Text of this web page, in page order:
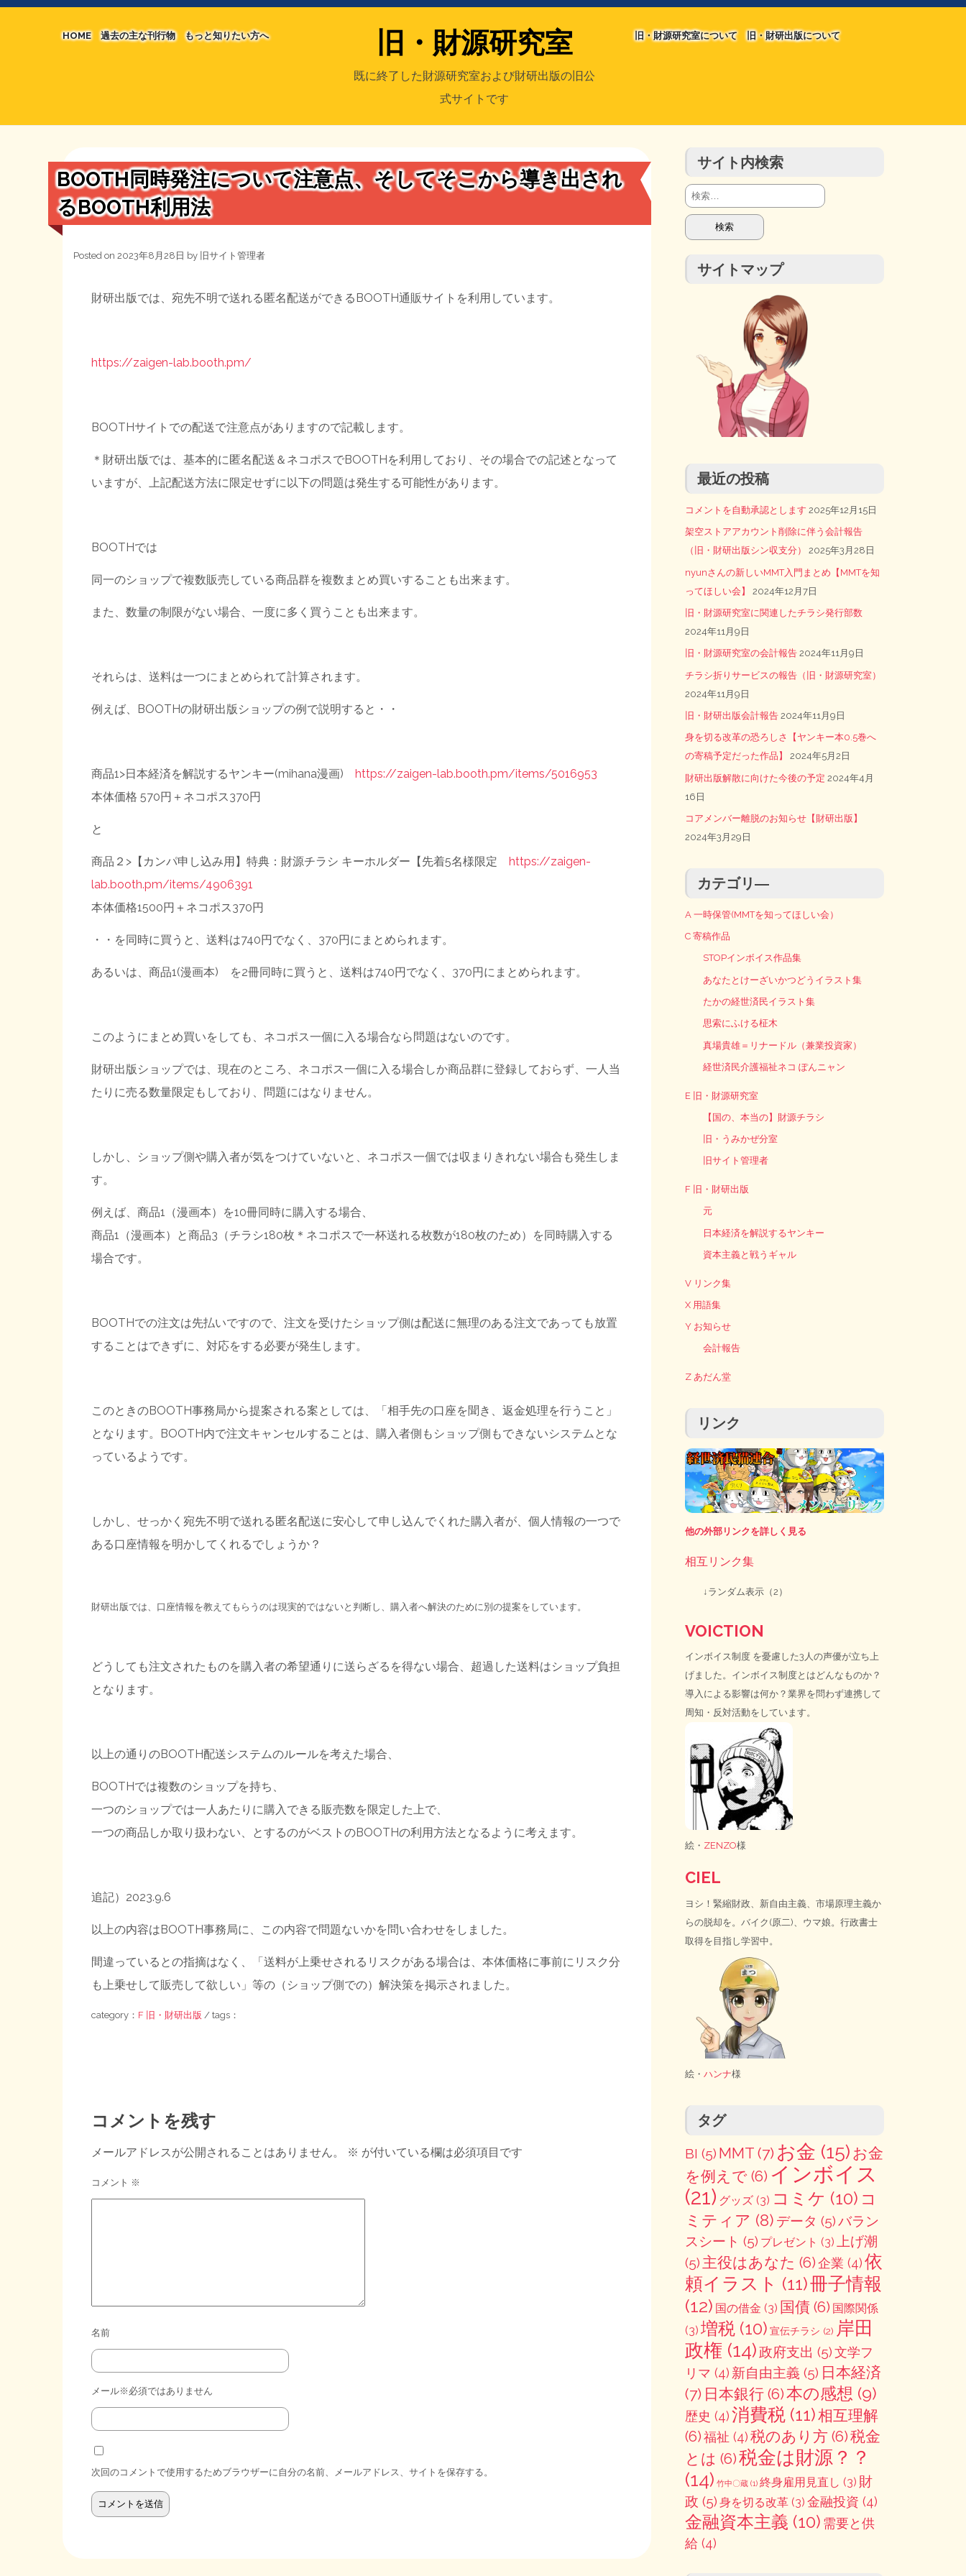
HOME 過去の主な刊行物 もっと知りたい方へ
たかの経世済民イラスト集
用語集
旧・財源研究室
既に終了した財源研究室および財研出版の旧公
式サイトです
旧・財源研究室について 旧・財研出版について
BOOTH同時発注について注意点、そしてそこから導き出され
るBOOTH利用法
Posted on 2023年8月28日 by 旧サイト管理者
財研出版では、宛先不明で送れる匿名配送ができるBOOTH通販サイトを利用しています。
https://zaigen-lab.booth.pm/
BOOTHサイトでの配送で注意点がありますので記載します。
＊財研出版では、基本的に匿名配送＆ネコポスでBOOTHを利用しており、その場合での記述となって
いますが、上記配送方法に限定せずに以下の問題は発生する可能性があります。
BOOTHでは
同一のショップで複数販売している商品群を複数まとめ買いすることも出来ます。
また、数量の制限がない場合、一度に多く買うことも出来ます。
それらは、送料は一つにまとめられて計算されます。
例えば、BOOTHの財研出版ショップの例で説明すると・・
商品1>日本経済を解説するヤンキー(mihana漫画)https://zaigen-lab.booth.pm/items/5016953
本体価格 570円＋ネコポス370円
と
商品２>【カンパ申し込み用】特典：財源チラシ キーホルダー【先着5名様限定https://zaigen-
lab.booth.pm/items/4906391
本体価格1500円＋ネコポス370円
・・を同時に買うと、送料は740円でなく、370円にまとめられます。
あるいは、商品1(漫画本) を2冊同時に買うと、送料は740円でなく、370円にまとめられます。
このようにまとめ買いをしても、ネコポス一個に入る場合なら問題はないのです。
財研出版ショップでは、現在のところ、ネコポス一個に入る場合しか商品群に登録しておらず、一人当
たりに売る数量限定もしており、問題にはなりません。
しかし、ショップ側や購入者が気をつけていないと、ネコポス一個では収まりきれない場合も発生しま
す。
例えば、商品1（漫画本）を10冊同時に購入する場合、
商品1（漫画本）と商品3（チラシ180枚＊ネコポスで一杯送れる枚数が180枚のため）を同時購入する
場合です。
BOOTHでの注文は先払いですので、注文を受けたショップ側は配送に無理のある注文であっても放置
することはできずに、対応をする必要が発生します。
このときのBOOTH事務局から提案される案としては、「相手先の口座を聞き、返金処理を行うこと」
となります。BOOTH内で注文キャンセルすることは、購入者側もショップ側もできないシステムとな
っているようです。
しかし、せっかく宛先不明で送れる匿名配送に安心して申し込んでくれた購入者が、個人情報の一つで
ある口座情報を明かしてくれるでしょうか？
財研出版では、口座情報を教えてもらうのは現実的ではないと判断し、購入者へ解決のために別の提案をしています。
どうしても注文されたものを購入者の希望通りに送らざるを得ない場合、超過した送料はショップ負担
となります。
以上の通りのBOOTH配送システムのルールを考えた場合、
BOOTHでは複数のショップを持ち、
一つのショップでは一人あたりに購入できる販売数を限定した上で、
一つの商品しか取り扱わない、とするのがベストのBOOTHの利用方法となるように考えます。
追記）2023.9.6
以上の内容はBOOTH事務局に、この内容で問題ないかを問い合わせをしました。
間違っているとの指摘はなく、「送料が上乗せされるリスクがある場合は、本体価格に事前にリスク分
も上乗せして販売して欲しい」等の（ショップ側での）解決策を掲示されました。
category： F 旧・財研出版 / tags：
コメントを残す
メールアドレスが公開されることはありません。 ※ が付いている欄は必須項目です
コメント ※
名前
メール※必須ではありません
次回のコメントで使用するためブラウザーに自分の名前、メールアドレス、サイトを保存する。
サイト内検索
検
索:
サイトマップ
最近の投稿
コメントを自動承認とします 2025年12月15日
架空ストアアカウント削除に伴う会計報告
（旧・財研出版シン収支分）
2025年3月28日
nyunさんの新しいMMT入門まとめ【MMTを知
ってほしい会】
2024年12月7日
旧・財源研究室に関連したチラシ発行部数
2024年11月9日
旧・財源研究室の会計報告 2024年11月9日
チラシ折りサービスの報告（旧・財源研究室）
2024年11月9日
旧・財研出版会計報告 2024年11月9日
身を切る改革の恐ろしさ【ヤンキー本0.5巻へ
の寄稿予定だった作品】
2024年5月2日
財研出版解散に向けた今後の予定 2024年4月
16日
コアメンバー離脱のお知らせ【財研出版】
2024年3月29日
カテゴリ―
A 一時保管(MMTを知ってほしい会）
C 寄稿作品
STOPインボイス作品集
あなたとけーざいかつどうイラスト集
たかの経世済民イラスト集
思索にふける柾木
真場貴雄＝リナードル（兼業投資家）
経世済民介護福祉ネコ ぽんニャン
E 旧・財源研究室
【国の、本当の】財源チラシ
旧・うみかぜ分室
旧サイト管理者
F 旧・財研出版
元
日本経済を解説するヤンキー
資本主義と戦うギャル
V リンク集
X 用語集
Y お知らせ
会計報告
Z あだん堂
リンク
他の外部リンクを詳しく見る
相互リンク集
↓ランダム表示（2）
VOICTION
インボイス制度を憂慮した3人の声優が立ち上
げました。インボイス制度とはどんなものか？
導入による影響は何か？業界を問わず連携して
周知・反対活動をしています。
絵・ ZENZO様
CIEL
ヨシ！緊縮財政、新自由主義、市場原理主義か
らの脱却を。バイク(原二)、ウマ娘。行政書士
取得を目指し学習中。
絵・ ハンナ様
タグ
BI (5) MMT(7) お金 (15) お金
を例えで(6) インボイス
(21) グッズ(3) コミケ (10) コ
ミティア (8) データ (5)バラン
スシート (5) プレゼント (3)
上げ潮
(5) 主役はあなた (6)企業 (4)依
頼イラスト (11)冊子情報
(12) 国の借金 (3) 国債(6) 国際関係
(3) 増税(10) 宣伝チラシ (2) 岸田
政権 (14)政府支出 (5)文学フ
リマ (4) 新自由主義 (5) 日本経済
(7) 日本銀行(6)本の感想 (9)
歴史 (4)消費税(11)相互理解
(6)福祉 (4)税のあり方(6)税金
とは (6)税金は財源？？
(14) 竹中〇蔵(1) 終身雇用見直し (3) 財
政 (5) 身を切る改革(3) 金融投資 (4)
金融資本主義 (10) 需要と供
給 (4)